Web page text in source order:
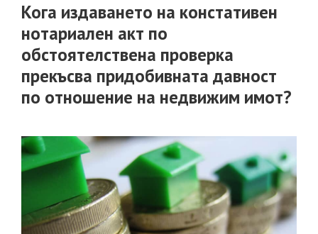
Кога издаването на констативен
нотариален акт по
обстоятелствена проверка
прекъсва придобивната давност
по отношение на недвижим имот?